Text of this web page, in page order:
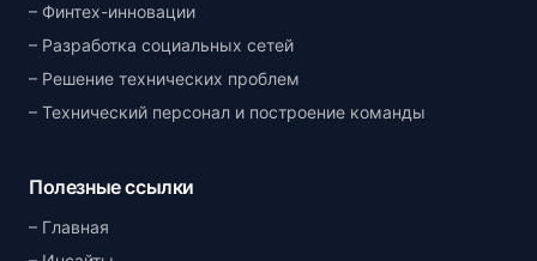
Финтех-инновации
Разработка социальных сетей
Решение технических проблем
Технический персонал и построение команды
Полезные ссылки
Главная